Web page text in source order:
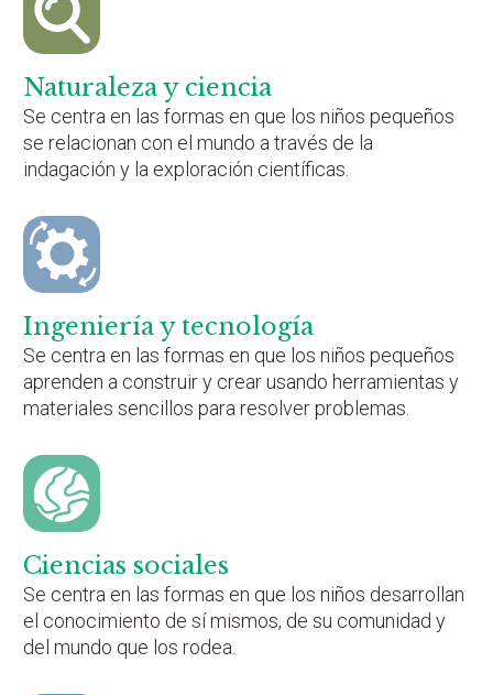
Naturaleza y ciencia
Se centra en las formas en que los niños pequeños
se relacionan con el mundo a través de la
indagación y la exploración científicas.
Ingeniería y tecnología
Se centra en las formas en que los niños pequeños
aprenden a construir y crear usando herramientas y
materiales sencillos para resolver problemas.
Ciencias sociales
Se centra en las formas en que los niños desarrollan
el conocimiento de sí mismos, de su comunidad y
del mundo que los rodea.